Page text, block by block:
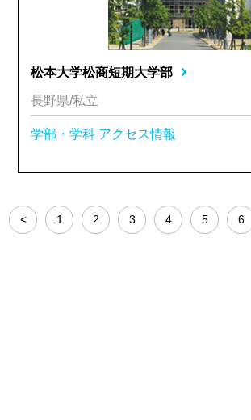
松本大学松商短期大学部
長野県/私立
学部・学科 アクセス情報
< 1 2 3 4 5 6